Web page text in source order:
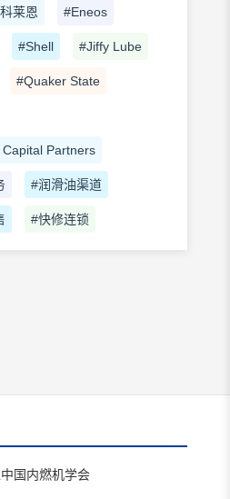
莱恩 #Eneos
#Shell #Jiffy Lube
#Quaker State
Partners
#润滑油渠道
#快修连锁
中国内燃机学会